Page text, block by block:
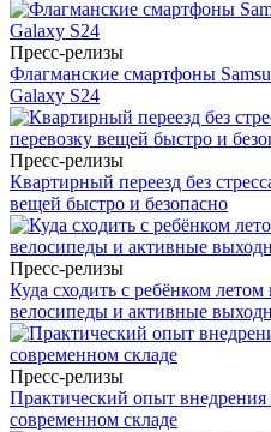
Пресс-релизы
Флагманские смартфоны
Galaxy S24
Пресс-релизы
Квартирный переезд без
вещей быстро и безопасно
Пресс-релизы
Куда сходить с ребёнком
велосипеды и активные
Пресс-релизы
Практический опыт внедрения
современном складе